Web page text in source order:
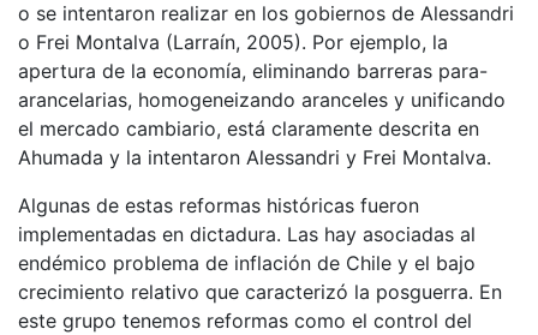
o se intentaron realizar en los gobiernos de Alessandri
o Frei Montalva (Larraín, 2005). Por ejemplo, la
apertura de la economía, eliminando barreras para-
arancelarias, homogeneizando aranceles y unificando
el mercado cambiario, está claramente descrita en
Ahumada y la intentaron Alessandri y Frei Montalva.
Algunas de estas reformas históricas fueron
implementadas en dictadura. Las hay asociadas al
endémico problema de inflación de Chile y el bajo
crecimiento relativo que caracterizó la posguerra. En
este grupo tenemos reformas como el control del